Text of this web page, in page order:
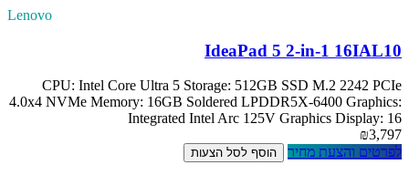
Lenovo
IdeaPad 5 2-in-1 16IAL10
CPU: Intel Core Ultra 5 Storage: 512GB SSD M.2 2242 PCIe
4.0x4 NVMe Memory: 16GB Soldered LPDDR5X-6400 Graphics:
Integrated Intel Arc 125V Graphics Display: 16
₪3,797
לפרטים והצעת מחיר
הוסף לסל הצעות